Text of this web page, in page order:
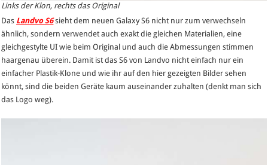
Links der Klon, rechts das Original
Das Landvo S6sieht dem neuen Galaxy S6 nicht nur zum verwechseln
ähnlich, sondern verwendet auch exakt die gleichen Materialien, eine
gleichgestylte UI wie beim Original und auch die Abmessungen stimmen
haargenau überein. Damit ist das S6 von Landvo nicht einfach nur ein
einfacher Plastik-Klone und wie ihr auf den hier gezeigten Bilder sehen
könnt, sind die beiden Geräte kaum auseinander zuhalten (denkt man sich
das Logo weg).